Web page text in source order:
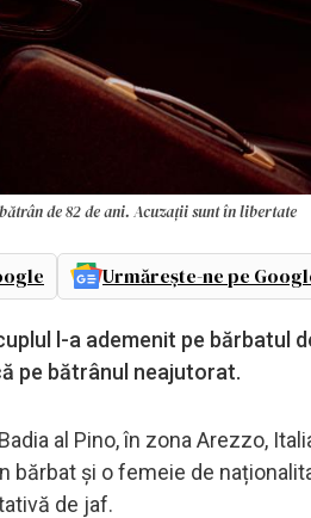
de 82 de ani. Acuzații sunt în libertate
Urmărește-ne pe
l-a ademenit pe bărbatul
pe bătrânul neajutorat.
al Pino, în zona Arezzo,
bărbat și o femeie de
de jaf.